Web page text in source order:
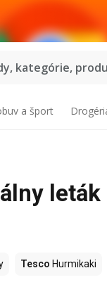
kategórie,
a šport
leták
Tesco Hurmikaki